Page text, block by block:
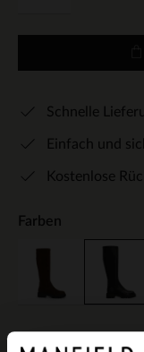
Schnelle
Einfach und
Kostenlose
Farben